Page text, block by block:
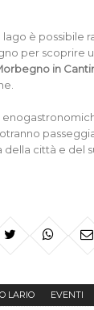
è possibile
per scoprire
in
della città e del
LARIO EVENTI